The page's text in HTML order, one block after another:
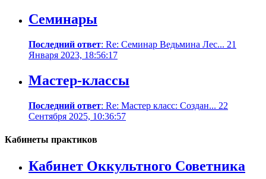
Семинары
Последний ответ: Re: Семинар Ведьмина Лес... 21
Января 2023, 18:56:17
Мастер-классы
Последний ответ: Re: Мастер класс: Создан... 22
Сентября 2025, 10:36:57
Кабинеты практиков
Кабинет Оккультного Советника